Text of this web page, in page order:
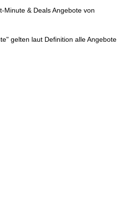
Minute & Deals Angebote von
gelten laut Definition alle Angebote